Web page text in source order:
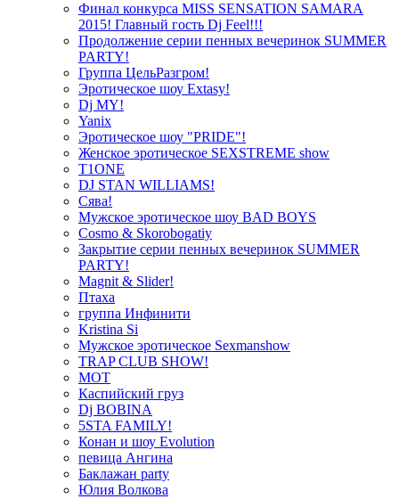
Финал конкурса MISS SENSATION SAMARA
2015! Главный гость Dj Feel!!!
Продолжение серии пенных вечеринок SUMMER
PARTY!
Группа ЦельРазгром!
Эротическое шоу Extasy!
Dj MY!
Yanix
Эротическое шоу "PRIDE"!
Женское эротическое SEXSTREME show
T1ONE
DJ STAN WILLIAMS!
Сява!
Мужское эротическое шоу BAD BOYS
Cosmo & Skorobogatiy
Закрытие серии пенных вечеринок SUMMER
PARTY!
Magnit & Slider!
Птаха
группа Инфинити
Kristina Si
Мужское эротическое Sexmanshow
TRAP CLUB SHOW!
МОТ
Каспийский груз
Dj BOBINA
5STA FAMILY!
Конан и шоу Evolution
певица Ангина
Баклажан party
Юлия Волкова